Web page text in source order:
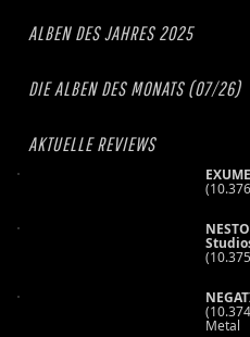
ALBEN DES JAHRES 2025
DIE ALBEN DES MONATS (07/26)
AKTUELLE REVIEWS
Metal